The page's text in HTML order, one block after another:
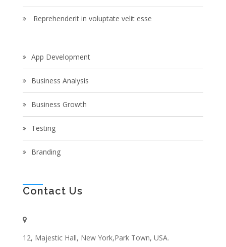
Reprehenderit in voluptate velit esse
App Development
Business Analysis
Business Growth
Testing
Branding
Contact Us
12, Majestic Hall, New York,Park Town, USA.